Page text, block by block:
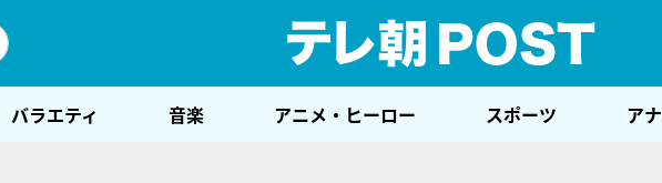
バラエティ 音楽 アニメ・ヒーロー スポーツ ア